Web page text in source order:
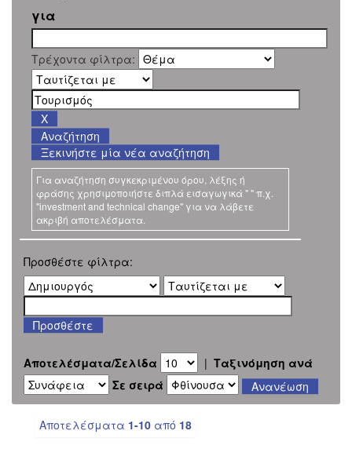
για
Τρέχοντα φίλτρα:
Ξεκινήστε μία νέα αναζήτηση
Για αναζήτηση συγκεκριμένου όρου, λέξης ή
φράσης χρησιμοποιήστε διπλά εισαγωγικά " " π.χ.
"investment and technical change" για να λάβετε
ακριβή αποτελέσματα.
Προσθέστε φίλτρα:
Αποτελέσματα/Σελίδα | Ταξινόμηση ανά
Σε σειρά
Αποτελέσματα 1-10 από 18